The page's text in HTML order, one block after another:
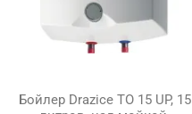
Бойлер Drazice TO 15 UP, 15